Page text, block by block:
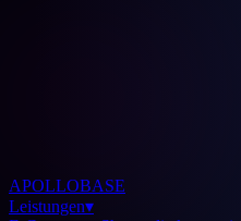
APOLLOBASE
Leistungen▾